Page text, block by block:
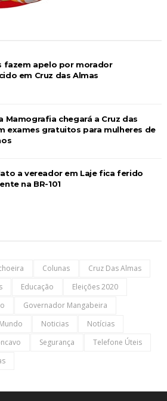
fazem apelo por morador
em Cruz das Almas
Mamografia chegará a Cruz das
exames gratuitos para mulheres de
a vereador em Laje fica ferido
na BR-101
Colunas
Cruz Das Almas
Educação
Eleições 2020
Governador Mangabeira
Mundo Noticias
Notícias
Segurança
Telefone Úteis